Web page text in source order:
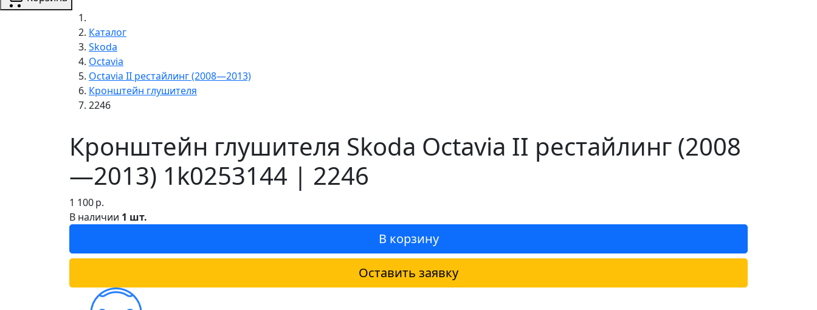
Каталог
Skoda
Octavia
Octavia II рестайлинг (2008—2013)
Кронштейн глушителя
2246
Кронштейн глушителя Skoda Octavia II рестайлинг (2008
—2013) 1k0253144 | 2246
1 100р.
В наличии 1 шт.
В корзину
Оставить заявку